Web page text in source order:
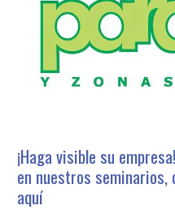
¡Haga visible su
en nuestros
aquí